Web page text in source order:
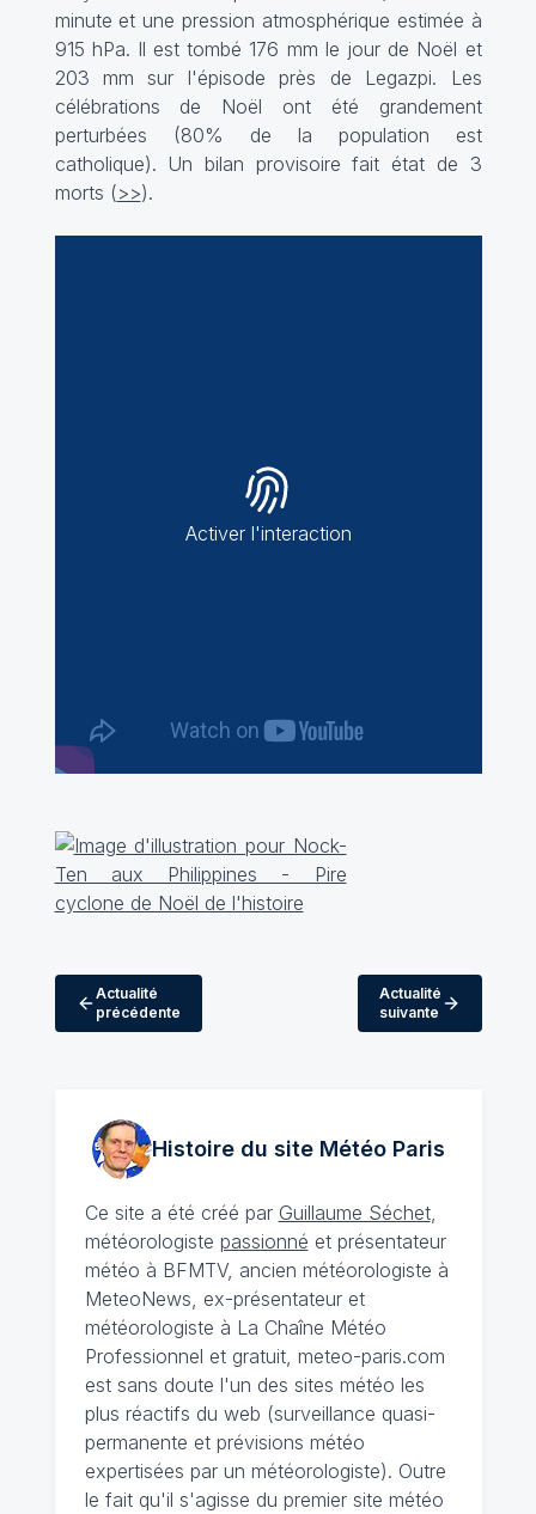
minute et une pression atmosphérique estimée à
915 hPa. Il est tombé 176 mm le jour de Noël et
203 mm sur l'épisode près de Legazpi. Les
célébrations de Noël ont été grandement
perturbées (80% de la population est
catholique). Un bilan provisoire fait état de 3
morts (>>).
Activer l'interaction
Actualité
précédente
Actualité
suivante
Histoire du site MétéoParis
Ce site a été créé par Guillaume Séchet,
météorologiste passionné et présentateur
météo à BFMTV, ancien météorologiste à
MeteoNews, ex-présentateur et
météorologiste à La Chaîne Météo
Professionnel et gratuit, meteo-paris.com
est sans doute l'un des sites météo les
plus réactifs du web (surveillance quasi-
permanente et prévisions météo
expertisées par un météorologiste). Outre
le fait qu'il s'agisse du premier site météo